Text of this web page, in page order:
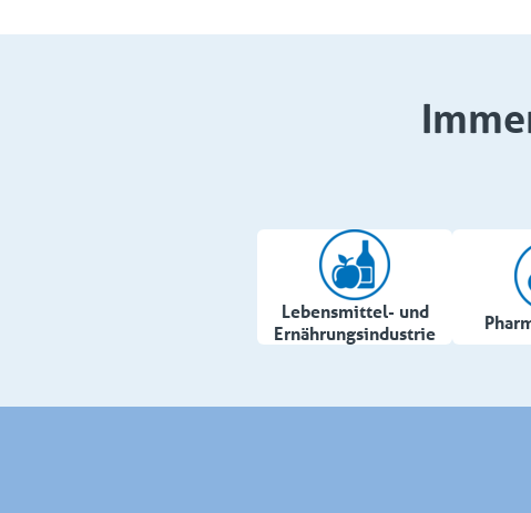
Lebensmittel- und
Ernährungsindustrie